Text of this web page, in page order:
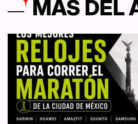
MÁS DEL